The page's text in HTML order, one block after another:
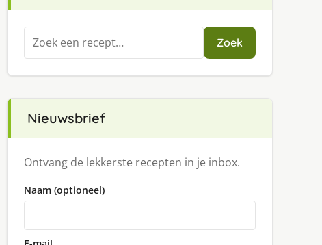
Zoeken
naar:
Zoek
Nieuwsbrief
Ontvang de lekkerste recepten in je inbox.
Naam (optioneel)